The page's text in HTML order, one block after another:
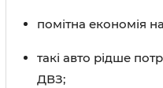
помітна економія
такі авто рідше
ДВЗ;